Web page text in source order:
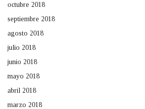
octubre 2018
septiembre 2018
agosto 2018
julio 2018
junio 2018
mayo 2018
abril 2018
marzo 2018